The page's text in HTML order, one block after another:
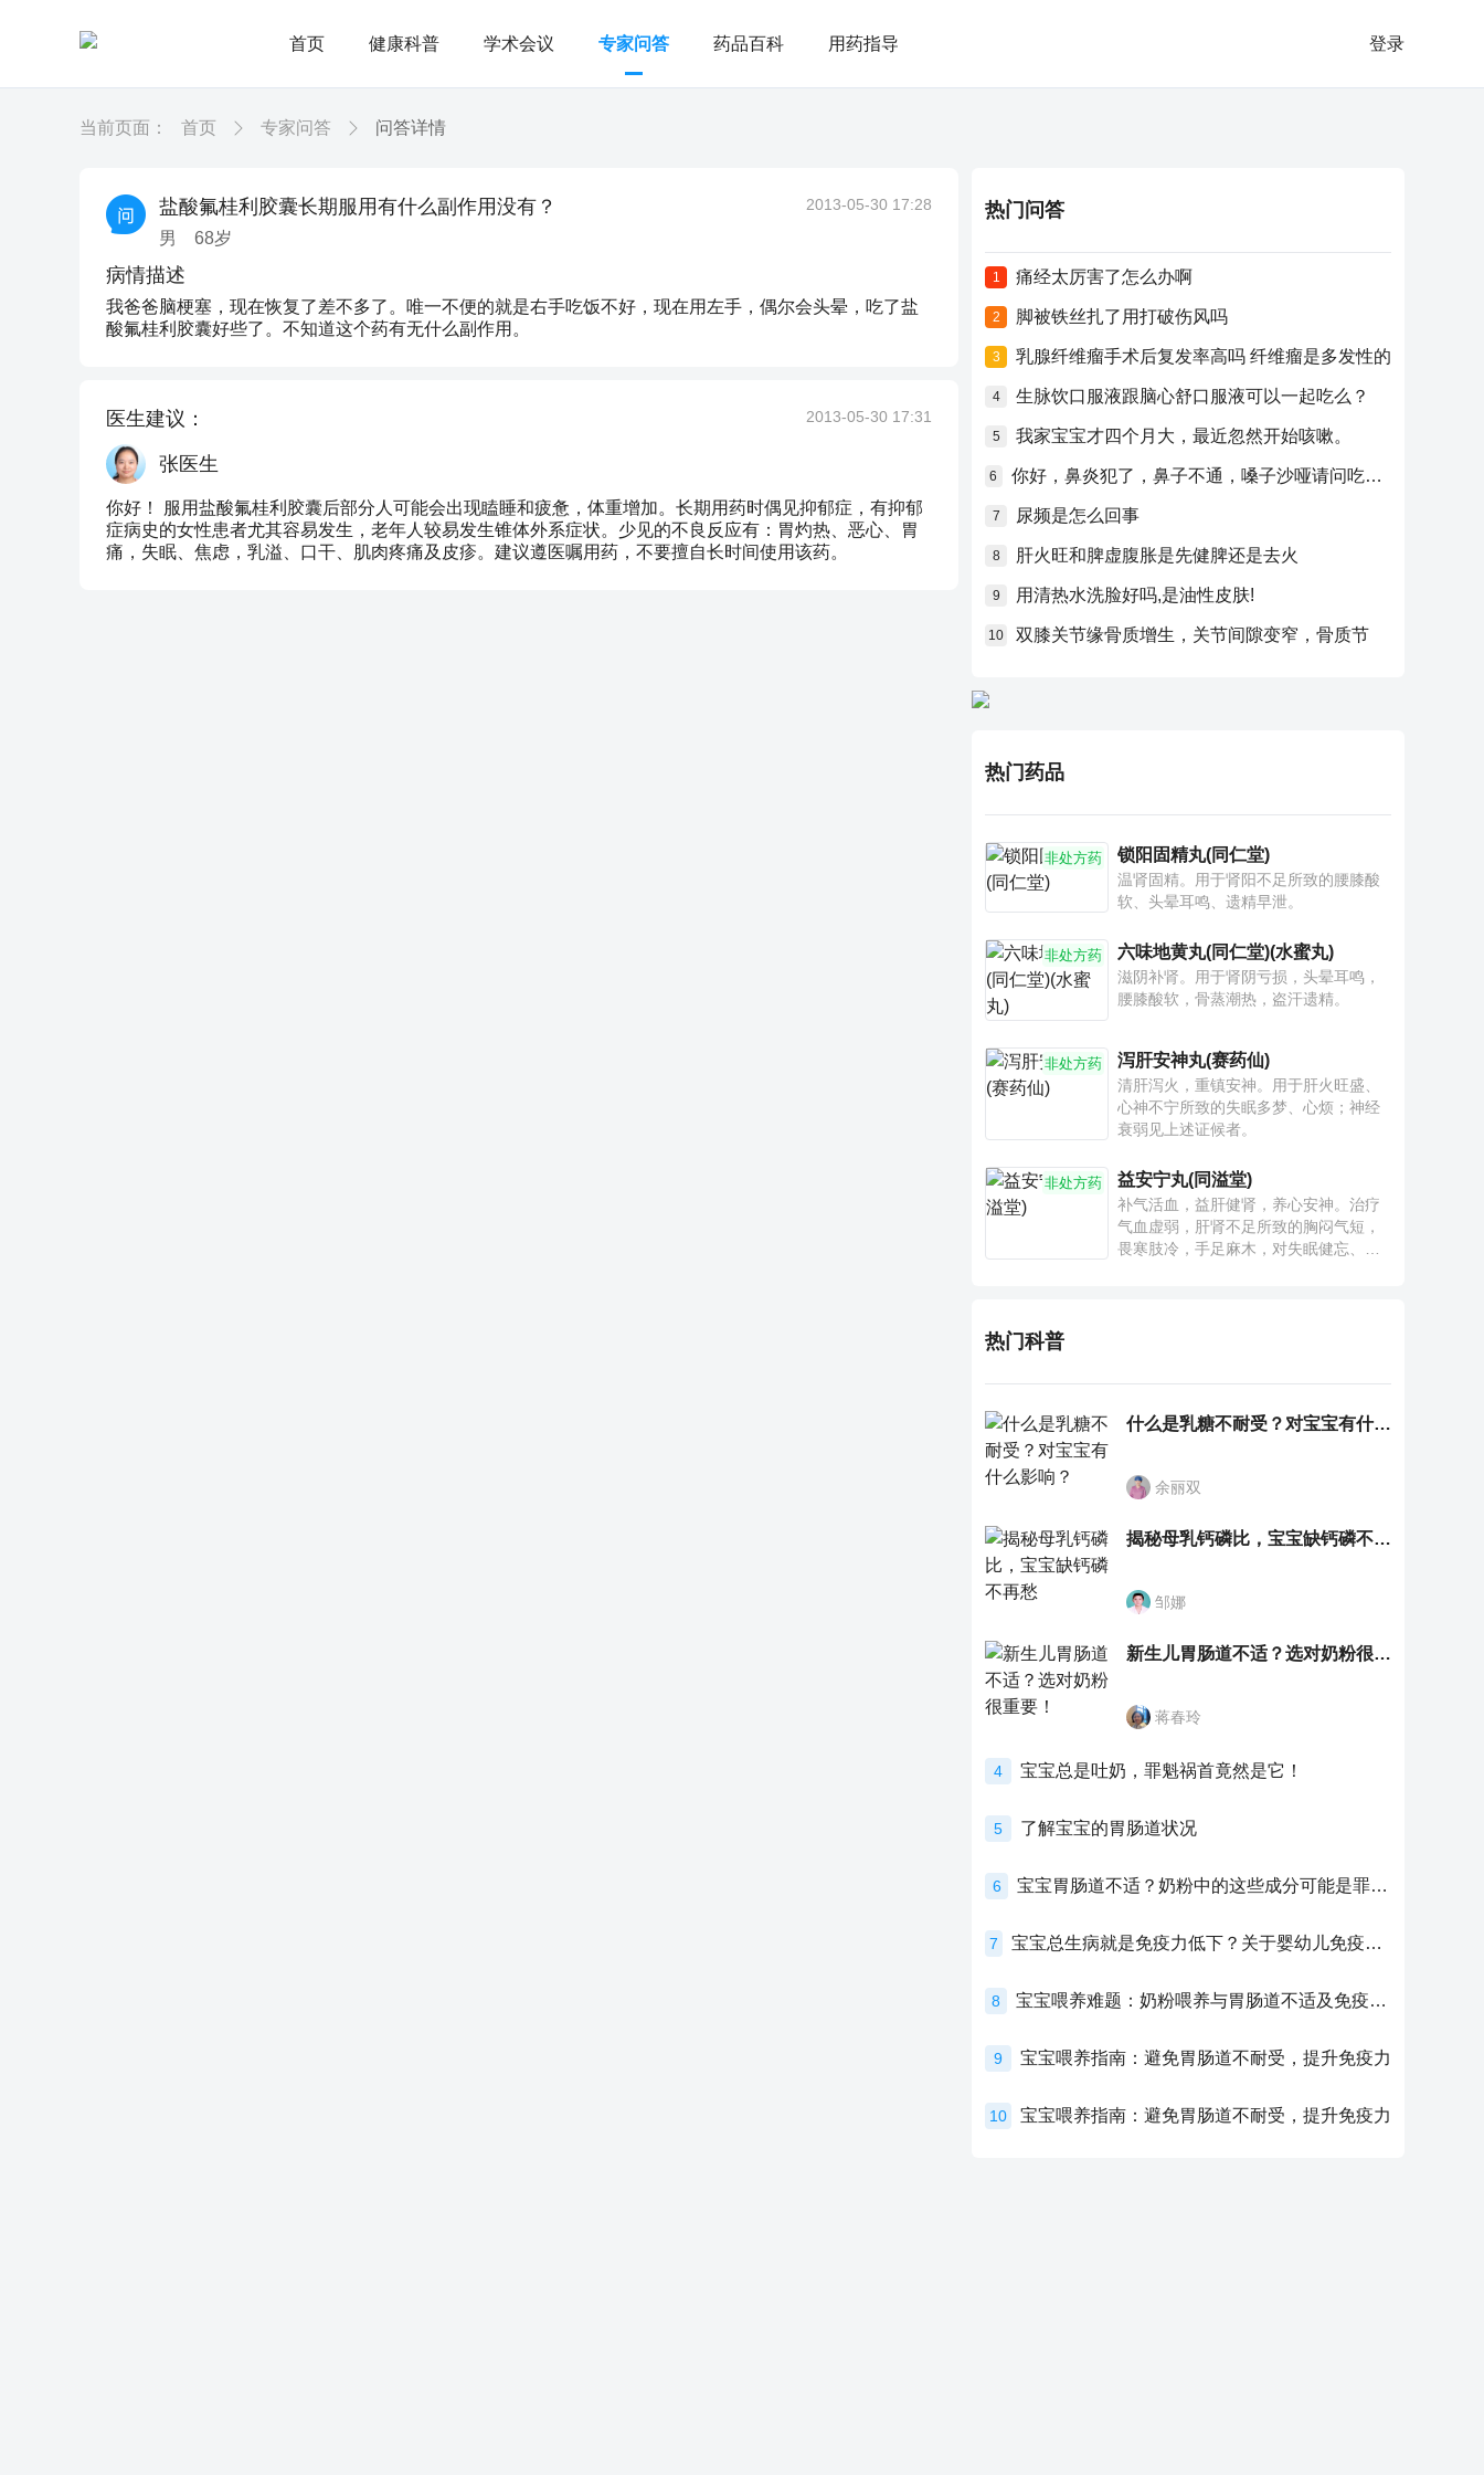
首页 健康科普 学术会议 专家问答 药品百科 用药指导 登录
当前页面： 首页 专家问答 问答详情
盐酸氟桂利胶囊长期服用有什么副作用没有？
男 68岁
2013-05-30 17:28
病情描述
我爸爸脑梗塞，现在恢复了差不多了。唯一不便的就是右手吃饭不好，现在用左手，偶尔会头晕，吃了盐
酸氟桂利胶囊好些了。不知道这个药有无什么副作用。
医生建议： 2013-05-30 17:31
张医生
你好！ 服用盐酸氟桂利胶囊后部分人可能会出现瞌睡和疲惫，体重增加。长期用药时偶见抑郁症，有抑郁
症病史的女性患者尤其容易发生，老年人较易发生锥体外系症状。少见的不良反应有：胃灼热、恶心、胃
痛，失眠、焦虑，乳溢、口干、肌肉疼痛及皮疹。建议遵医嘱用药，不要擅自长时间使用该药。
热门问答
1 痛经太厉害了怎么办啊
2 脚被铁丝扎了用打破伤风吗
3 乳腺纤维瘤手术后复发率高吗 纤维瘤是多发性的
4 生脉饮口服液跟脑心舒口服液可以一起吃么？
5 我家宝宝才四个月大，最近忽然开始咳嗽。
6 你好，鼻炎犯了，鼻子不通，嗓子沙哑请问吃什么药比较好？
7 尿频是怎么回事
8 肝火旺和脾虚腹胀是先健脾还是去火
9 用清热水洗脸好吗,是油性皮肤!
10 双膝关节缘骨质增生，关节间隙变窄，骨质节
热门药品
非处方药 锁阳固精丸(同仁堂)
温肾固精。用于肾阳不足所致的腰膝酸
软、头晕耳鸣、遗精早泄。
非处方药 六味地黄丸(同仁堂)(水蜜丸)
滋阴补肾。用于肾阴亏损，头晕耳鸣，
腰膝酸软，骨蒸潮热，盗汗遗精。
非处方药 泻肝安神丸(赛药仙)
清肝泻火，重镇安神。用于肝火旺盛、
心神不宁所致的失眠多梦、心烦；神经
衰弱见上述证候者。
非处方药 益安宁丸(同溢堂)
补气活血，益肝健肾，养心安神。治疗
气血虚弱，肝肾不足所致的胸闷气短，
畏寒肢冷，手足麻木，对失眠健忘、神
热门科普
什么是乳糖不耐受？对宝宝有什么影响？
余丽双
揭秘母乳钙磷比，宝宝缺钙磷不再愁
邹娜
新生儿胃肠道不适？选对奶粉很重要！
蒋春玲
4 宝宝总是吐奶，罪魁祸首竟然是它！
5 了解宝宝的胃肠道状况
6 宝宝胃肠道不适？奶粉中的这些成分可能是罪魁祸首！
7 宝宝总生病就是免疫力低下？关于婴幼儿免疫力的真相，家长必须了解！
8 宝宝喂养难题：奶粉喂养与胃肠道不适及免疫力提升的奥秘
9 宝宝喂养指南：避免胃肠道不耐受，提升免疫力
10 宝宝喂养指南：避免胃肠道不耐受，提升免疫力